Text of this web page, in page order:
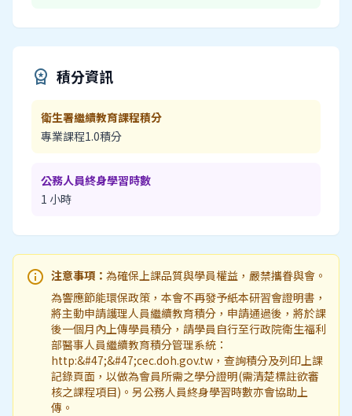
workspace_premium 積分資訊
衛生署繼續教育課程積分
專業課程1.0積分
公務人員終身學習時數
1 小時
info 注意事項： 為確保上課品質與學員權益，嚴禁攜眷與會。
為響應節能環保政策，本會不再發予紙本研習會證明書，
將主動申請護理人員繼續教育積分，申請通過後，將於課
後一個月內上傳學員積分，請學員自行至行政院衛生福利
部醫事人員繼續教育積分管理系統：
http:&#47;&#47;cec.doh.gov.tw，查詢積分及列印上課
記錄頁面，以做為會員所需之學分證明(需清楚標註欲審
核之課程項目)。另公務人員終身學習時數亦會協助上
傳。